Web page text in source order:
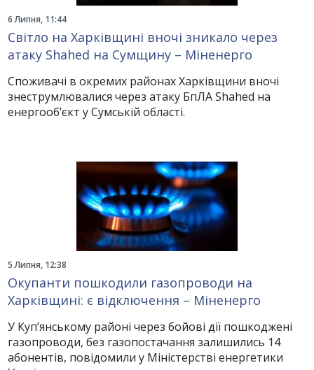
6 Липня, 11:44
Світло на Харківщині вночі зникало через
атаку Shahed на Сумщину – Міненерго
Споживачі в окремих районах Харківщини вночі
знеструмлювалися через атаку БпЛА Shahed на
енергооб’єкт у Сумській області.
5 Липня, 12:38
Окупанти пошкодили газопроводи на
Харківщині: є відключення – Міненерго
У Куп’янському районі через бойові дії пошкоджені
газопроводи, без газопостачання залишились 14
абонентів, повідомили у Міністерстві енергетики